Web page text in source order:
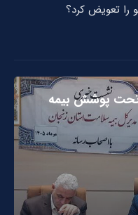
را تعویض کرد؟
تحت پوشش بیمه